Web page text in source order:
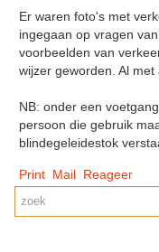
Er waren foto's met
ingegaan op vragen
voorbeelden van
wijzer geworden. Al met
NB: onder een
persoon die gebruik
blindegeleidestok
Print Mail Reageer